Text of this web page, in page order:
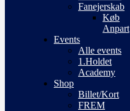
Fanejerskab
Køb
Anpart
Events
Alle events
1.Holdet
Academy
Shop
Billet/Kort
FREM